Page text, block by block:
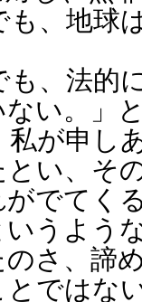
、地球
、法的
い。」
が申し
い、そ
がでてく
うよう
さ、諦
ではな